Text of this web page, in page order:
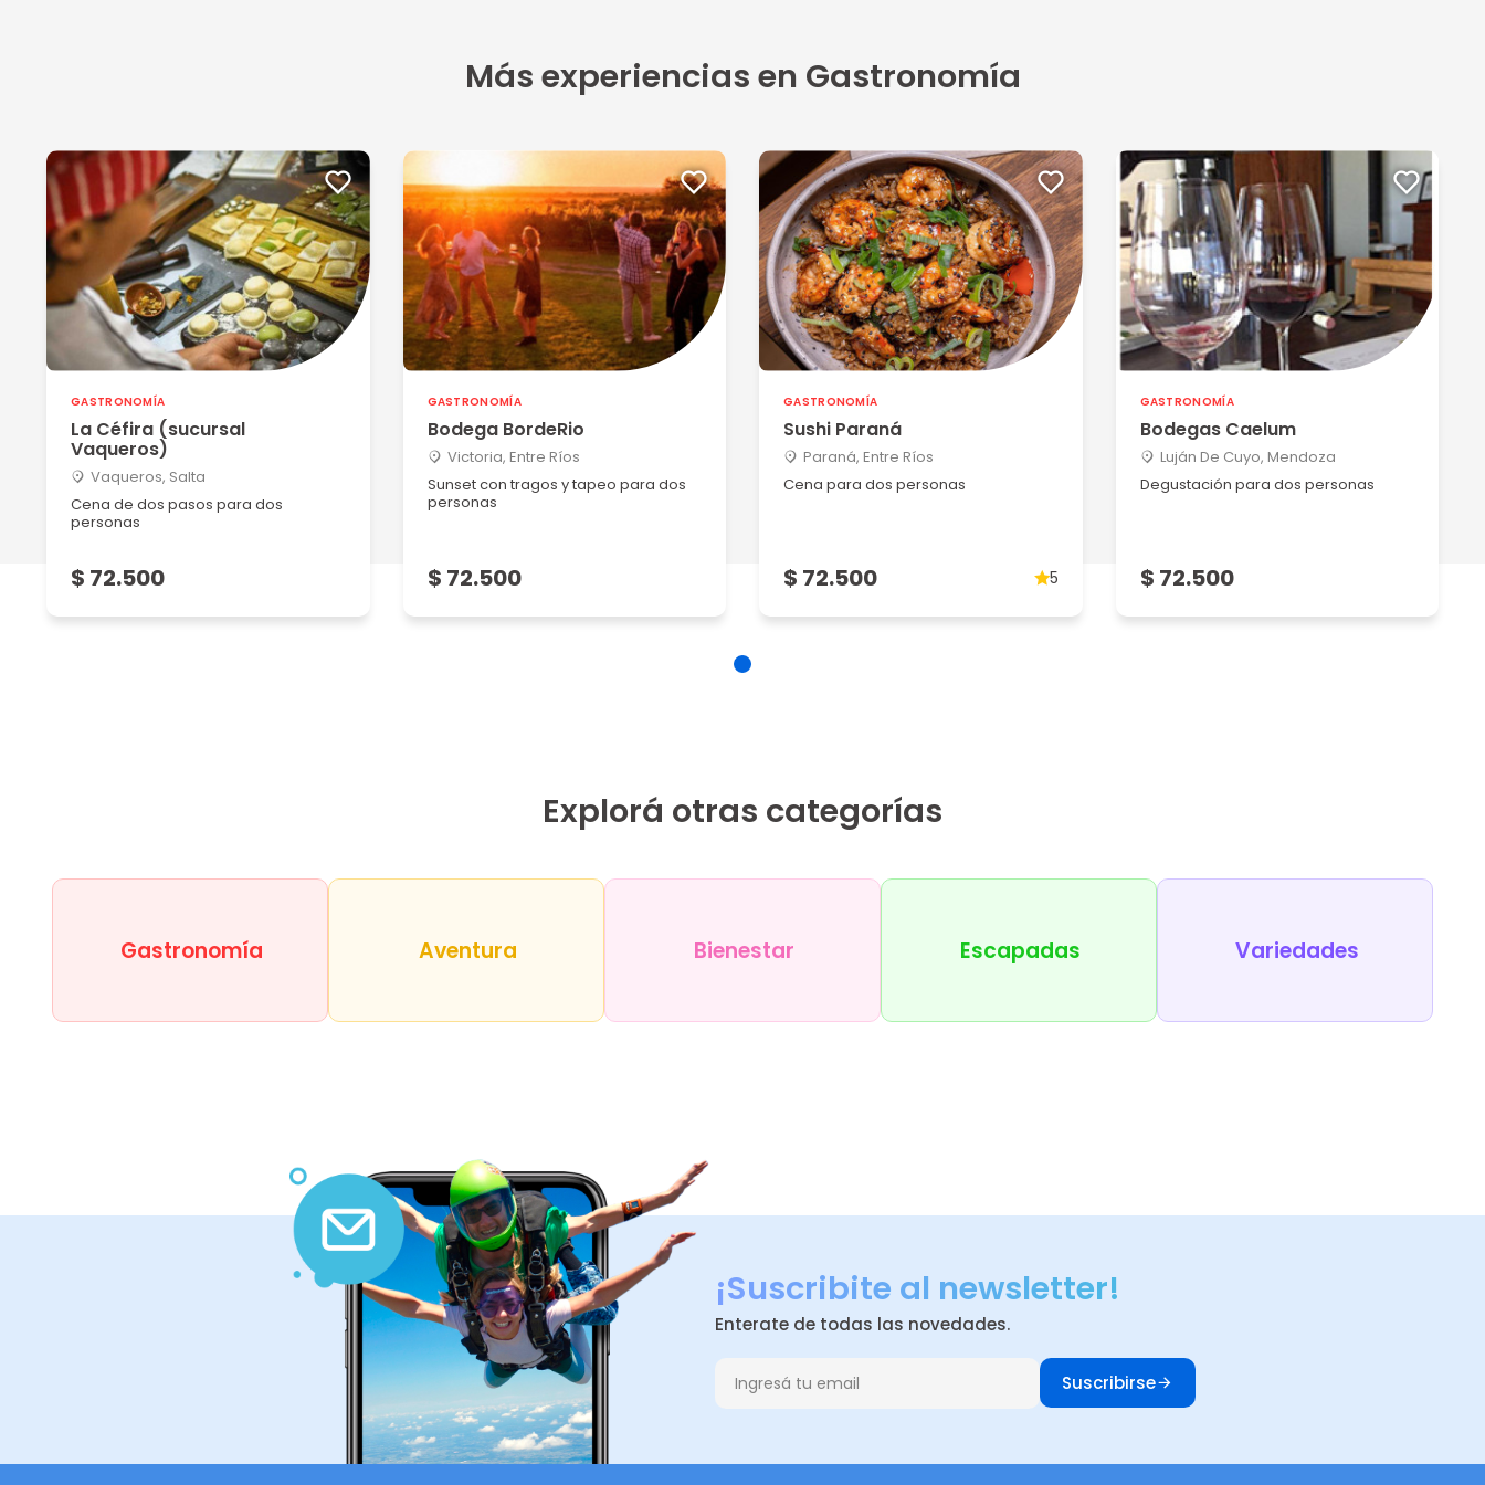
La atención excelente y los platos increíbles! ¡super recome...
Sandra beatriz T
05/08/2024
5
Excelente servicio y atención, desde que llegamos hasta que...
Ver más
Macarena G
17/06/2024
5
Excelente atención y calidad de los productos. Super recomen...
Ver más
Diego P
15/04/2024
5
INCREIBLE!!!!!!!!
Jose omar D
01/04/2023
5
Más experiencias en Gastronomía
GASTRONOMÍA
La Céfira (sucursal
Vaqueros)
Vaqueros, Salta
Cena de dos pasos para dos
personas
$ 72.500
GASTRONOMÍA
Bodega BordeRio
Victoria, Entre Ríos
Sunset con tragos y tapeo para dos
personas
$ 72.500
GASTRONOMÍA
Sushi Paraná
Paraná, Entre Ríos
Cena para dos personas
$ 72.500 5
GASTRONOMÍA
Bodegas Caelum
Luján De Cuyo, Mendoza
Degustación para dos personas
$ 72.500
Explorá otras categorías
Gastronomía Aventura Bienestar Escapadas Variedades
¡Suscribite al newsletter!
Enterate de todas las novedades.
Suscribirse